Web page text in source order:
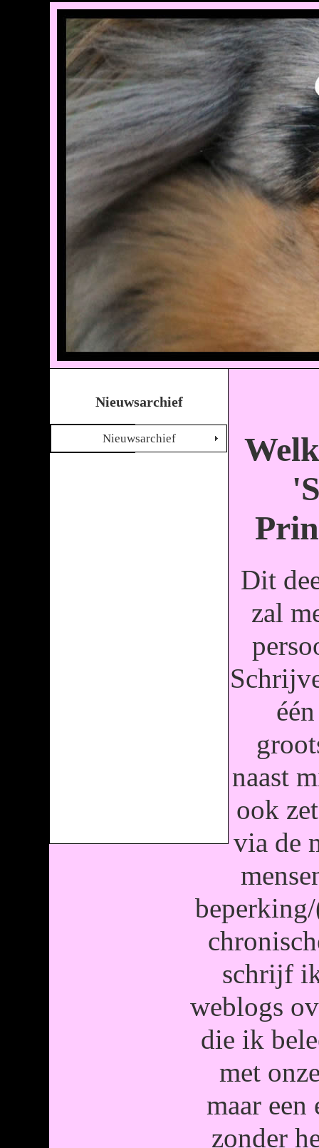
Nieuwsarchief
Nieuwsarchief
Dit
zal
naast
ook
via de
schrijf
weblogs
die ik
met
maar een
zonder